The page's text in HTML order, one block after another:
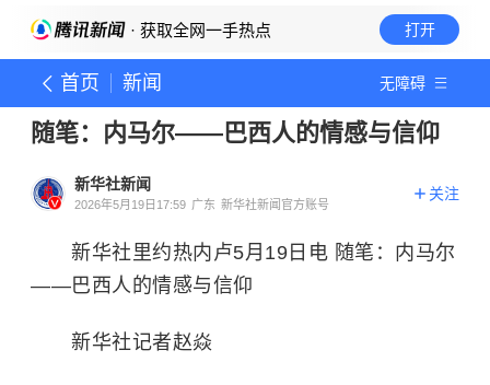
· 获取全网一手热点 打开
首页 新闻 无障碍
随笔：内马尔——巴西人的情感与信仰
新华社新闻
2026年5月19日17:59 广东 新华社新闻官方账号
关注
新华社里约热内卢5月19日电 随笔：内马尔
——巴西人的情感与信仰
新华社记者赵焱